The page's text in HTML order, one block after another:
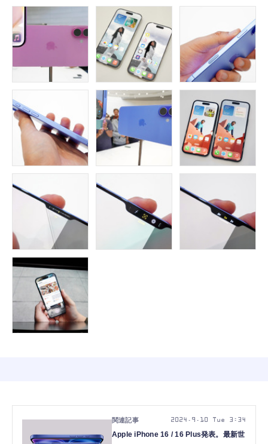
Apple iPhone 16 / 16 Plus発表。最新世
2024.9.10 Tue 3:34